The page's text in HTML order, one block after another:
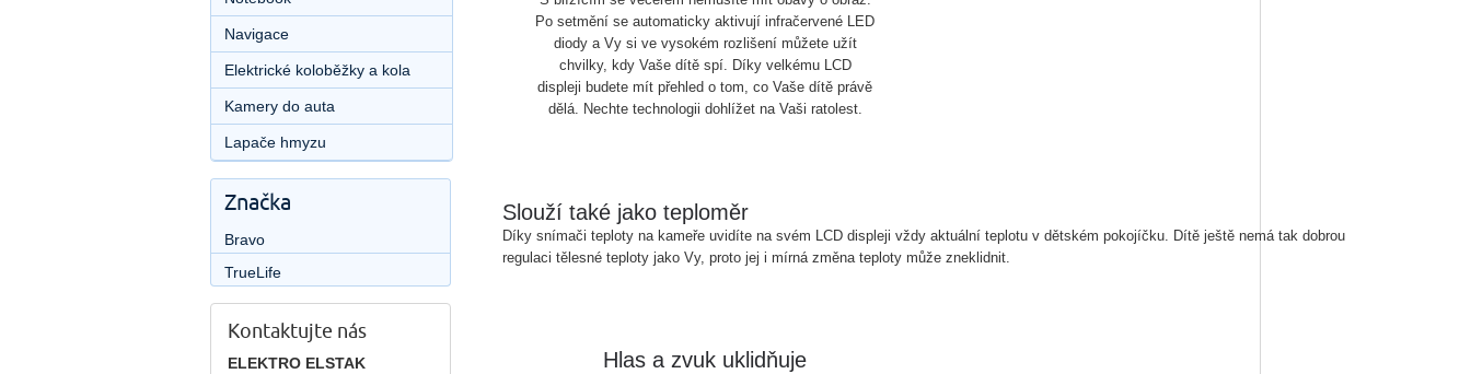
Po setmění se automaticky aktivují infračervené LED
diody a Vy si ve vysokém rozlišení můžete užít
chvilky, kdy Vaše dítě spí. Díky velkému LCD
displeji budete mít přehled o tom, co Vaše dítě právě
dělá. Nechte technologii dohlížet na Vaši ratolest.
Slouží také jako teploměr
Díky snímači teploty na kameře uvidíte na svém LCD displeji vždy aktuální teplotu v dětském pokojíčku. Dítě ještě nemá tak dobrou
regulaci tělesné teploty jako Vy, proto jej i mírná změna teploty může zneklidnit.
Hlas a zvuk uklidňuje
Navigace
Elektrické koloběžky a kola
Kamery do auta
Lapače hmyzu
Značka
Bravo
TrueLife
Kontaktujte nás
ELEKTRO ELSTAK